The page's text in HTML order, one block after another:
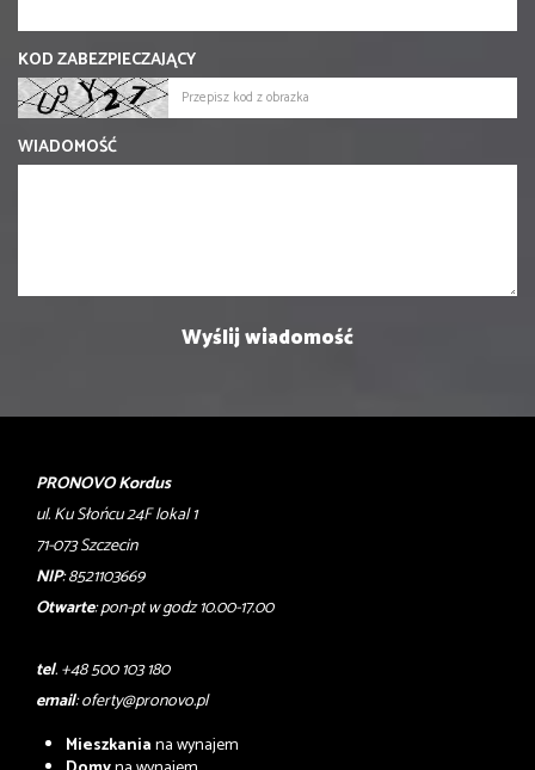
KOD ZABEZPIECZAJĄCY
WIADOMOŚĆ
PRONOVO Kordus
ul. Ku Słońcu 24F lokal 1
71-073 Szczecin
NIP: 8521103669
Otwarte: pon-pt w godz 10.00-17.00
tel. +48 500 103 180
email:oferty@pronovo.pl
Mieszkaniana wynajem